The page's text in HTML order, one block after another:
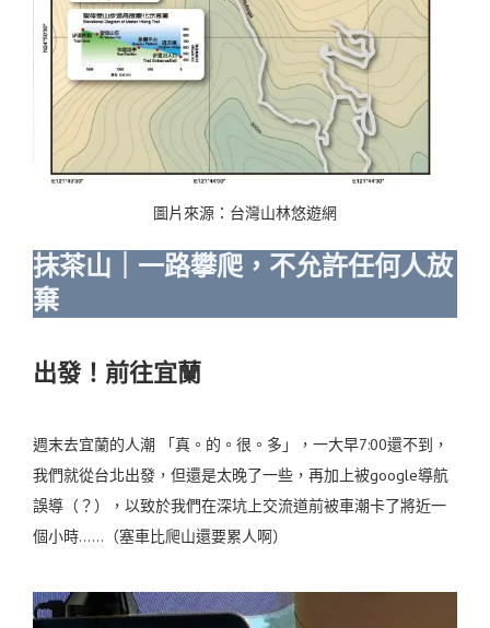
圖片來源：台灣山林悠遊網
抹茶山｜一路攀爬，不允許任何人放
棄
出發！前往宜蘭
週末去宜蘭的人潮 「真。的。很。多」，一大早7:00還不到，
我們就從台北出發，但還是太晚了一些，再加上被google導航
誤導（？），以致於我們在深坑上交流道前被車潮卡了將近一
個小時……（塞車比爬山還要累人啊）